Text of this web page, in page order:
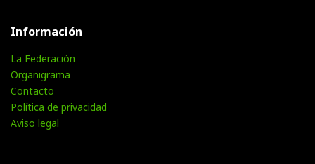
Información
La Federación
Organigrama
Contacto
Política de privacidad
Aviso legal